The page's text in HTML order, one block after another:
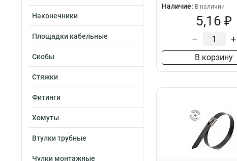
Наконечники
Площадки кабельные
Скобы
Стяжки
Фитинги
Хомуты
Втулки трубные
Чулки монтажные
Наличие: В наличии
5,16 ₽
– +
В корзину